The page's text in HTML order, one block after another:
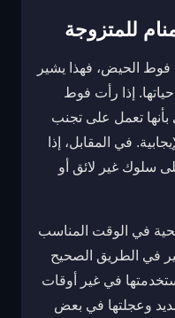
للمتزوجة
فوط الحيض، فهذا يشير
إذا رأت فوط
تعمل على تجنب
في المقابل، إذا
سلوك غير لائق أو
في الوقت المناسب
في الطريق الصحيح
في غير أوقات
وعجلتها في بعض